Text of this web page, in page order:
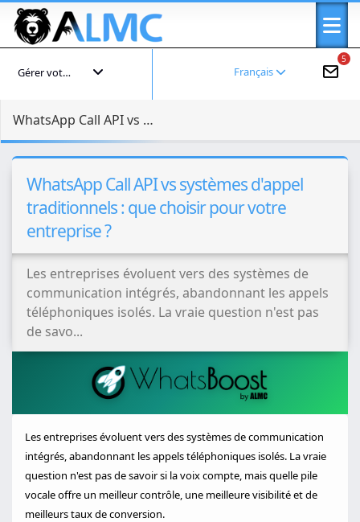
5
Français
Gérer votre compte
WhatsApp Call API vs systèmes d'appel traditionnels : que choisir pour votre entreprise ?
WhatsApp Call API vs systèmes d'appel
traditionnels : que choisir pour votre
entreprise ?
Les entreprises évoluent vers des systèmes de
communication intégrés, abandonnant les appels
téléphoniques isolés. La vraie question n'est pas
de savo...
Les entreprises évoluent vers des systèmes de communication
intégrés, abandonnant les appels téléphoniques isolés. La vraie
question n'est pas de savoir si la voix compte, mais quelle pile
vocale offre un meilleur contrôle, une meilleure visibilité et de
meilleurs taux de conversion.